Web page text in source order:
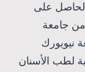
على
جامعة
نيويورك
لطب الأسنان